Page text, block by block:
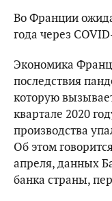
Во Франции
года через
Экономика
последствия
которую
квартале 2020
производства
Об этом
апреля, данных
банка страны,